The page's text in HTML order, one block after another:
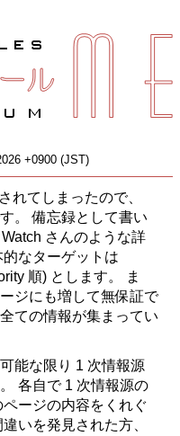
+0900 (JST)
れてしまったので、
。 備忘録として書い
さんのような詳
なターゲットは
順) とします。 ま
ジにも増して無保証で
ての情報が集まってい
能な限り 1 次情報源
各自で 1 次情報源の
ージの内容をくれぐ
いを発見された方、